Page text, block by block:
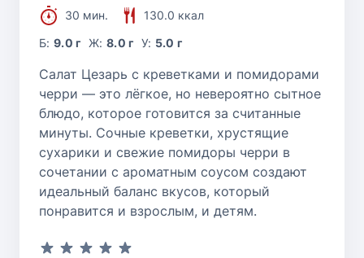
30 мин.
130.0 ккал
Б:9.0 г Ж: 8.0 г У: 5.0 г
Салат Цезарь с креветками и помидорами
черри — это лёгкое, но невероятно сытное
блюдо, которое готовится за считанные
минуты. Сочные креветки, хрустящие
сухарики и свежие помидоры черри в
сочетании с ароматным соусом создают
идеальный баланс вкусов, который
понравится и взрослым, и детям.